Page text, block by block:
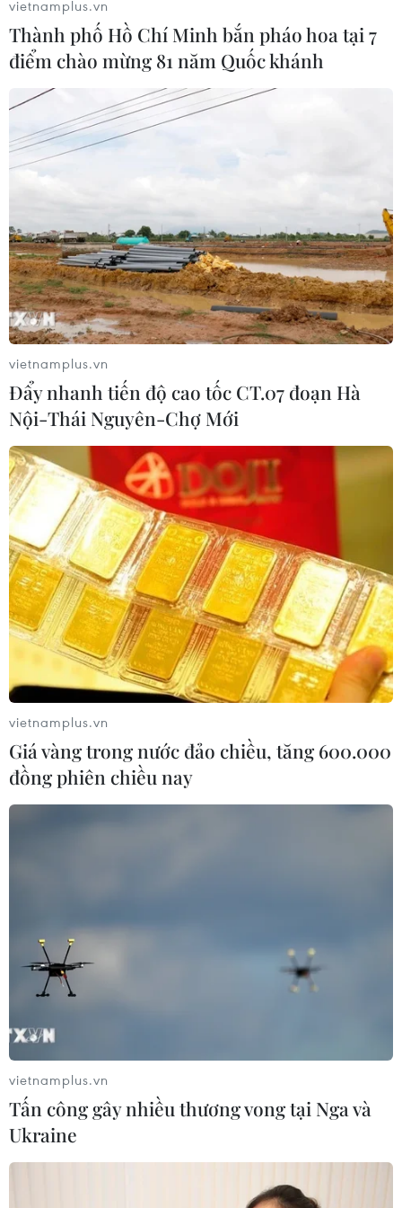
Mỹ hỗ trợ tài chính cho liên doanh sản
xuất pin xe điện của GM và LG
12/12/2022 14:37
Ngày 12/12, Bộ Năng lượng Mỹ thông báo đã hoàn tất
hợp đồng cho vay với lãi suất thấp trị giá 2,5 tỷ USD
dành cho liên doanh giữa General Motors Co và LG
Energy Solution.
vietnamplus.vn
Thành phố Hồ Chí Minh bắn pháo hoa tại 7
điểm chào mừng 81 năm Quốc khánh
vietnamplus.vn
Đẩy nhanh tiến độ cao tốc CT.07 đoạn Hà
Nội-Thái Nguyên-Chợ Mới
vietnamplus.vn
Giá vàng trong nước đảo chiều, tăng 600.000
đồng phiên chiều nay
vietnamplus.vn
Tấn công gây nhiều thương vong tại Nga và
Ukraine